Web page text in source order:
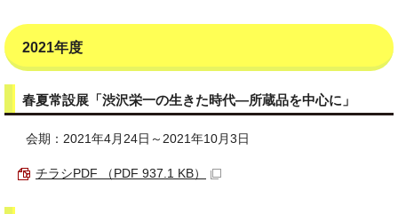
2021年度
春夏常設展「渋沢栄一の生きた時代―所蔵品を中心に」
会期：2021年4月24日～2021年10月3日
チラシPDF （PDF 937.1 KB）